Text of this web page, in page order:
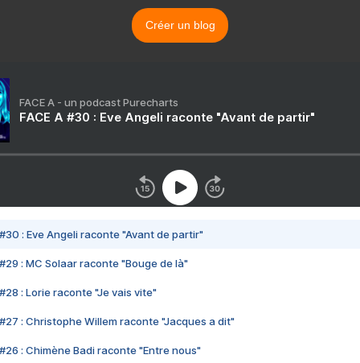
Créer un blog
FACE A - un podcast Purecharts
FACE A #30 : Eve Angeli raconte "Avant de partir"
#30 : Eve Angeli raconte "Avant de partir"
#29 : MC Solaar raconte "Bouge de là"
#28 : Lorie raconte "Je vais vite"
#27 : Christophe Willem raconte "Jacques a dit"
#26 : Chimène Badi raconte "Entre nous"